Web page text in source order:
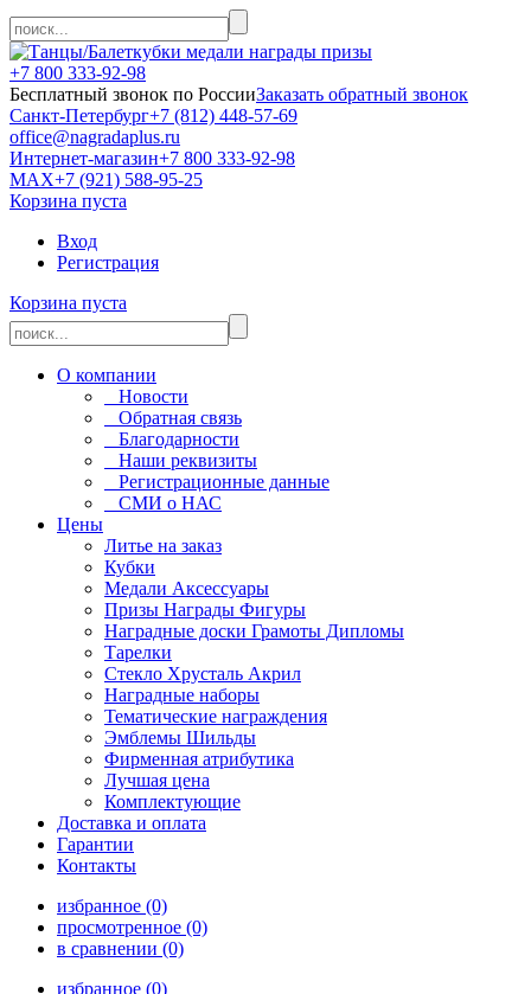
кубки медали награды призы
+7 800 333-92-98
Бесплатный звонок по РоссииЗаказать обратный звонок
Санкт-Петербург+7 (812) 448-57-69
office@nagradaplus.ru
Интернет-магазин+7 800 333-92-98
MAX+7 (921) 588-95-25
Корзина пуста
Вход
Регистрация
Корзина пуста
О компании
Новости
Обратная связь
Благодарности
Наши реквизиты
Регистрационные данные
СМИ о НАС
Цены
Литье на заказ
Кубки
Медали Аксессуары
Призы Награды Фигуры
Наградные доски Грамоты Дипломы
Тарелки
Стекло Хрусталь Акрил
Наградные наборы
Тематические награждения
Эмблемы Шильды
Фирменная атрибутика
Лучшая цена
Комплектующие
Доставка и оплата
Гарантии
Контакты
избранное (0)
просмотренное (0)
в сравнении (0)
избранное (0)